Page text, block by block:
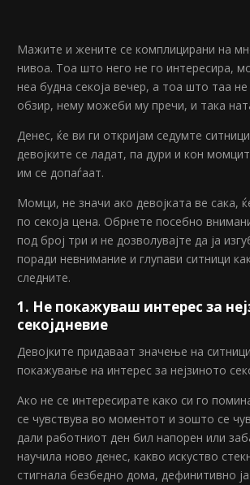
Мажите и жените се комплицирани на
нивоа. Тоа што него не го интересира,
неа будна секоја вечер, а тоа што таа
обзир, нему можеби му пречи, и така
Денес, ќе ви ги откријам седумте
девојките се ладат, па дури и кон
им се допаѓаат.
Момци, не значи ако девојката ве сака,
по секоја цена. Обрнете посебно
под број три и не дозволувајте да ја
поради невнимание и глупави ситници
следните.
1. Не покажуваш интерес за
секојдневие
Девојките придаваат значење на
покажување на интерес за нејзиното
Ако не се интересирате како си го
се чувствува во моментот и зошто се
дали работниот ден бил напорен или
научила ново денес, какво искуство
стигнала безбедно дома, дефинитивно